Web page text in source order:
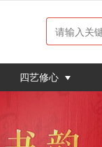
四艺修心